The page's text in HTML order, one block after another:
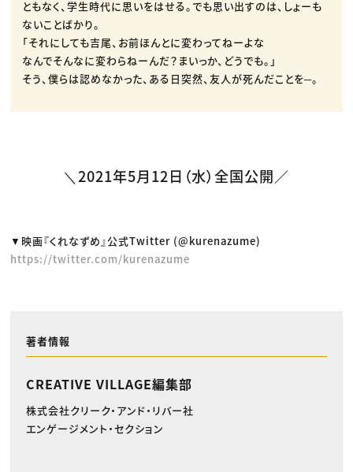
ともなく、学生時代に思いをはせる。でも思い出すのは、しょーも
ないことばかり。
「それにしても吉尾、お前ほんとに変わってねーよな
なんでそんなに変わらねーんだ？まいっか、どうでも。」
そう、僕らは認めなかった、ある日突然、友人が死んだことを─。
＼2021年5月12日（水）全国公開／
▼映画『くれなずめ』公式Twitter (@kurenazume)
https://twitter.com/kurenazume
著者情報
CREATIVE VILLAGE編集部
株式会社クリーク・アンド・リバー社
エンゲージメント・セクション